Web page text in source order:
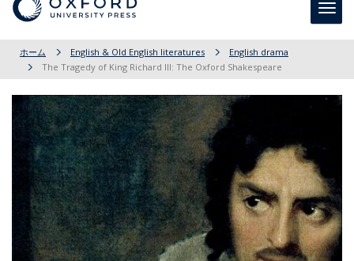
ホーム English & Old English literatures
English drama
The Tragedy of King Richard III: The Oxford Shakespeare